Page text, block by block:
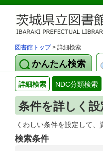
図書館トップ> 詳細検索
かんたん検索
詳細検索 NDC分類検索
条件を詳しく
くわしい条件を設定して、
検索条件